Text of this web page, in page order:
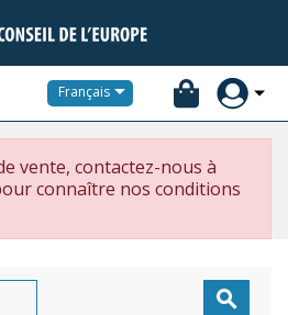
Français
vente, contactez-nous à
connaître nos conditions
